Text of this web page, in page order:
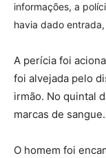
informações, a
havia dado
A perícia foi
foi alvejada pelo
irmão. No quintal
marcas de sangue.
O homem foi